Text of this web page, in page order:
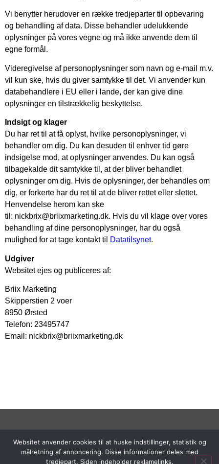
Vi benytter herudover en række tredjeparter til opbevaring
og behandling af data. Disse behandler udelukkende
oplysninger på vores vegne og må ikke anvende dem til
egne formål.
Videregivelse af personoplysninger som navn og e-mail m.v.
vil kun ske, hvis du giver samtykke til det. Vi anvender kun
databehandlere i EU eller i lande, der kan give dine
oplysninger en tilstrækkelig beskyttelse.
Indsigt og klager
Du har ret til at få oplyst, hvilke personoplysninger, vi
behandler om dig. Du kan desuden til enhver tid gøre
indsigelse mod, at oplysninger anvendes. Du kan også
tilbagekalde dit samtykke til, at der bliver behandlet
oplysninger om dig. Hvis de oplysninger, der behandles om
dig, er forkerte har du ret til at de bliver rettet eller slettet.
Henvendelse herom kan ske
til: nickbrix@briixmarketing.dk. Hvis du vil klage over vores
behandling af dine personoplysninger, har du også
mulighed for at tage kontakt til
Datatilsynet.
Udgiver
Websitet ejes og publiceres af:
Briix Marketing
Skipperstien 2 voer
8950 Ørsted
Telefon: 23495747
Email: nickbrix@briixmarketing.dk
Copyright © 2023 Billigt-babytoej.dk |Cookie- og
privatlivspolitik| Om | Siden indeholder reklamelinks
Websitet anvender cookies til at huske indstillinger, statistik og
målretning af annoncering. Disse informationer deles med
tredjepart. Siden indeholder reklamelinks.